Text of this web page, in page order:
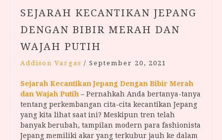
SEJARAH KECANTIKAN JEPANG
DENGAN BIBIR MERAH DAN
WAJAH PUTIH
Addison Vargas / September 20, 2021
Sejarah Kecantikan Jepang Dengan Bibir Merah
dan Wajah Putih – Pernahkah Anda bertanya-tanya
tentang perkembangan cita-cita kecantikan Jepang
yang kita lihat saat ini? Meskipun tren telah
banyak berubah, tampilan modern para fashionista
Jepang memiliki akar yang terkubur jauh ke dalam